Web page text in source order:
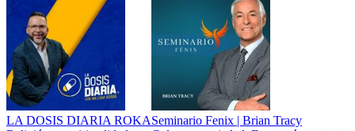
LA DOSIS DIARIA ROKASeminario Fenix | Brian Tracy